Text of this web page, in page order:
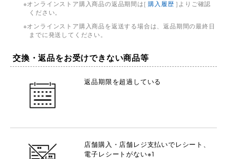
オンラインストア購入商品の返品期間は[購入履歴 ]よりご確認
ください。
オンラインストア購入商品を返送する場合は、返品期間の最終日
までに発送してください。
交換・返品をお受けできない商品等
返品期限を超過している
店舗購入・店舗レジ支払いでレシート、
電子レシートがない※1